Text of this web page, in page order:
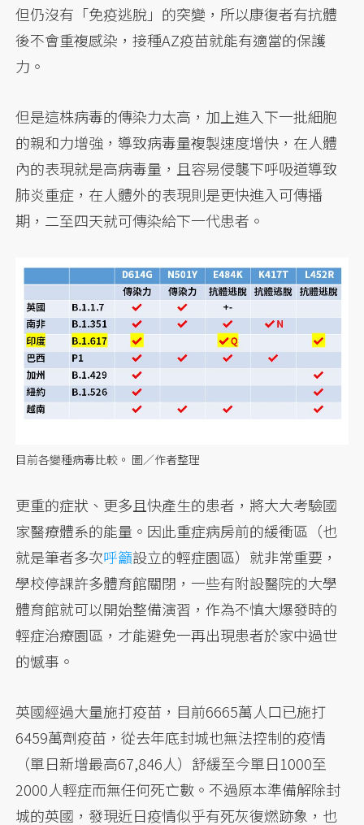
但仍沒有「免疫逃脫」的突變，所以康復者有抗體
後不會重複感染，接種AZ疫苗就能有適當的保護
力。
但是這株病毒的傳染力太高，加上進入下一批細胞
的親和力增強，導致病毒量複製速度增快，在人體
內的表現就是高病毒量，且容易侵襲下呼吸道導致
肺炎重症，在人體外的表現則是更快進入可傳播
期，二至四天就可傳染給下一代患者。
目前各變種病毒比較。 圖／作者整理
更重的症狀、更多且快產生的患者，將大大考驗國
家醫療體系的能量。因此重症病房前的緩衝區（也
就是筆者多次呼籲設立的輕症園區）就非常重要，
學校停課許多體育館關閉，一些有附設醫院的大學
體育館就可以開始整備演習，作為不慎大爆發時的
輕症治療園區，才能避免一再出現患者於家中過世
的憾事。
英國經過大量施打疫苗，目前6665萬人口已施打
6459萬劑疫苗，從去年底封城也無法控制的疫情
（單日新增最高67,846人）舒緩至今單日1000至
2000人輕症而無任何死亡數。不過原本準備解除封
城的英國，發現近日疫情似乎有死灰復燃跡象，也